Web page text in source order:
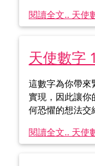
閱讀全文.. 天使
天使數字
這數字為你帶來
實現，因此讓你
何恐懼的想法交
閱讀全文.. 天使